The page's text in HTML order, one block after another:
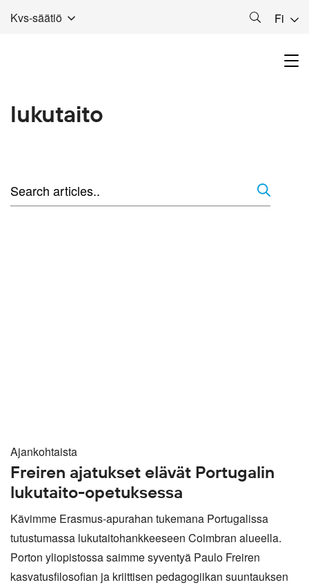
Kvs-säätiö Fi
lukutaito
Ajankohtaista
Freiren ajatukset elävät Portugalin
lukutaito-opetuksessa
Kävimme Erasmus-apurahan tukemana Portugalissa
tutustumassa lukutaitohankkeeseen Coimbran alueella.
Porton yliopistossa saimme syventyä Paulo Freiren
kasvatusfilosofian ja kriittisen pedagogiikan suuntauksen